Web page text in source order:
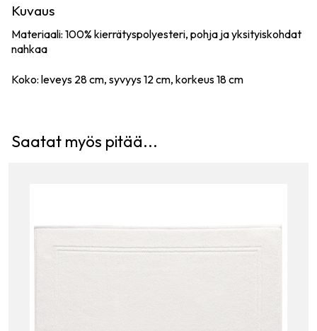
Kuvaus
Materiaali: 100% kierrätyspolyesteri, pohja ja yksityiskohdat
nahkaa
Koko: leveys 28 cm, syvyys 12 cm, korkeus 18 cm
Saatat myös pitää...